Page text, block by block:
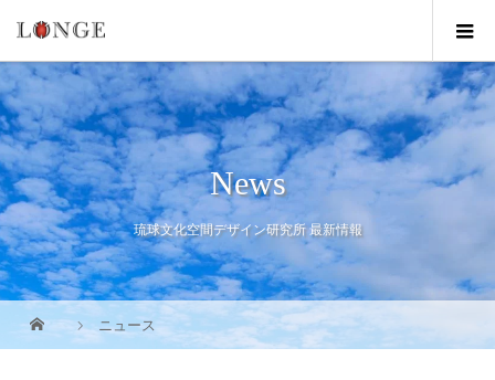
News
琉球文化空間デザイン研究所 最新情報
ニュース